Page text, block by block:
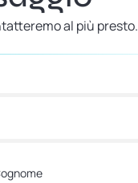
al più presto.